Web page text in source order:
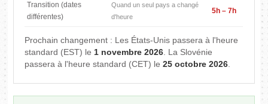
Transition (dates
différentes)
Quand un seul pays a changé
d'heure
5h – 7h
Prochain changement : Les États-Unis passera à l'heure
standard (EST) le1 novembre 2026. La Slovénie
passera à l'heure standard (CET) le25 octobre 2026.